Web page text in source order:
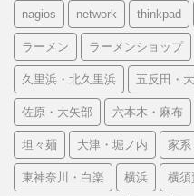
nagios network thinkpad
ラーメン ラーメンショップ
久里浜・北久里浜 五反田・
佐原・大矢部 六本木・麻布
坦々麺 大津・堀ノ内 家系
東神奈川・白楽 横浜 横須